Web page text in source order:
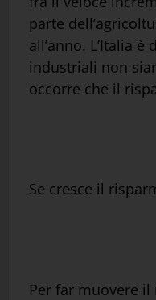
parte
all’anno. L’Italia
industriali non
occorre che il
Se cresce il
Per far muovere